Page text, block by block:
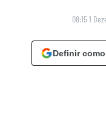
08:15 1
Definir